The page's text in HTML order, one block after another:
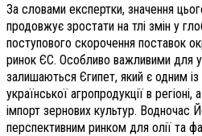
За словами експертки, значення
продовжує зростати на тлі змін у
поступового скорочення поставок
ринок ЄС. Особливо важливими для
залишаються Єгипет, який є одним із
української агропродукції в
імпорт зернових культур. Водночас
перспективним ринком для олії та